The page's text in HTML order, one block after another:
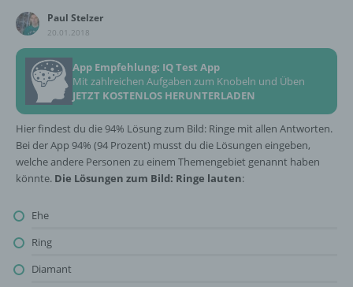
Paul Stelzer
20.01.2018
App Empfehlung: IQ Test App
Mit zahlreichen Aufgaben zum Knobeln und Üben
JETZT KOSTENLOS HERUNTERLADEN
Hier findest du die 94% Lösung zum Bild: Ringe mit allen Antworten.
Bei der App 94% (94 Prozent) musst du die Lösungen eingeben,
welche andere Personen zu einem Themengebiet genannt haben
könnte. Die Lösungen zum Bild: Ringe lauten:
Ehe
Ring
Diamant